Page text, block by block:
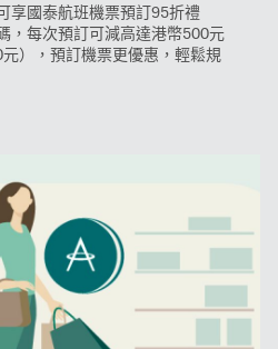
享國泰航班機票預訂95折禮
每次預訂可減高達港幣500元
元），預訂機票更優惠，輕鬆規